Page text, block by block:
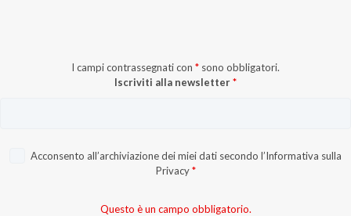
I campi contrassegnati con * sono obbligatori.
Iscriviti alla newsletter*
Acconsento all’archiviazione dei miei dati secondo l’Informativa sulla
Privacy *
Questo è un campo obbligatorio.